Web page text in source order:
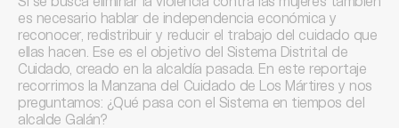
es necesario hablar de independencia económica y
reconocer, redistribuir y reducir el trabajo del cuidado que
ellas hacen. Ese es el objetivo del Sistema Distrital de
Cuidado, creado en la alcaldía pasada. En este reportaje
recorrimos la Manzana del Cuidado de Los Mártires y nos
preguntamos: ¿Qué pasa con el Sistema en tiempos del
alcalde Galán?